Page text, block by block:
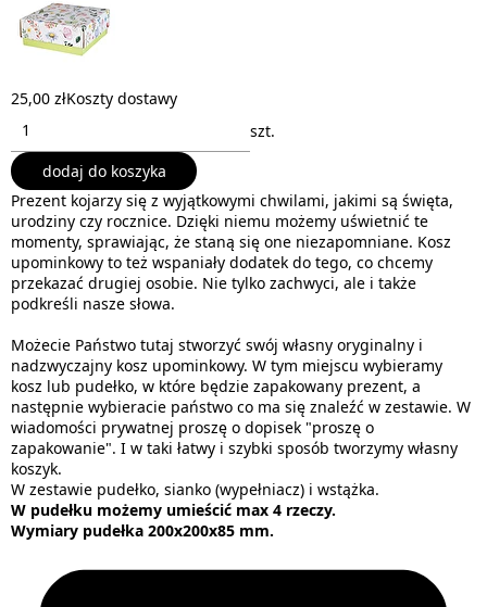
25,00 złKoszty dostawy
szt.
dodaj do koszyka
Prezent kojarzy się z wyjątkowymi chwilami, jakimi są święta,
urodziny czy rocznice. Dzięki niemu możemy uświetnić te
momenty, sprawiając, że staną się one niezapomniane. Kosz
upominkowy to też wspaniały dodatek do tego, co chcemy
przekazać drugiej osobie. Nie tylko zachwyci, ale i także
podkreśli nasze słowa.
Możecie Państwo tutaj stworzyć swój własny oryginalny i
nadzwyczajny kosz upominkowy. W tym miejscu wybieramy
kosz lub pudełko, w które będzie zapakowany prezent, a
następnie wybieracie państwo co ma się znaleźć w zestawie. W
wiadomości prywatnej proszę o dopisek "proszę o
zapakowanie". I w taki łatwy i szybki sposób tworzymy własny
koszyk.
W zestawie pudełko, sianko (wypełniacz) i wstążka.
W pudełku możemy umieścić max 4 rzeczy.
Wymiary pudełka 200x200x85 mm.